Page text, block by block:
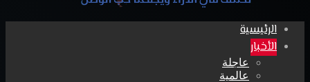
الرئيسية
الأخبار
عاجلة
عالمية